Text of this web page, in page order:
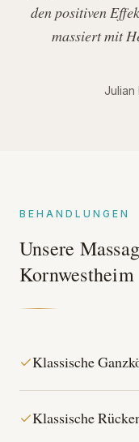
den positiven
massiert mit
Julian
BEHANDLUNGEN
Unsere
Kornwestheim
Klassische
Klassische